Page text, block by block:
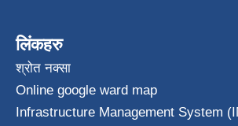
लिंकहरु
श्रोत नक्सा
Online google ward map
Infrastructure Management System